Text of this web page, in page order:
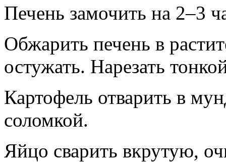
Печень замочить на 2–3
Обжарить печень в
остужать. Нарезать
Картофель отварить в
соломкой.
Яйцо сварить вкрутую,